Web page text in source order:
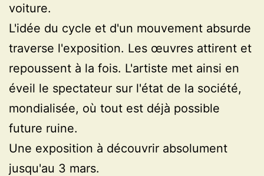
voiture.
L'idée du cycle et d'un mouvement absurde
traverse l'exposition. Les œuvres attirent et
repoussent à la fois. L'artiste met ainsi en
éveil le spectateur sur l'état de la société,
mondialisée, où tout est déjà possible
future ruine.
Une exposition à découvrir absolument
jusqu'au 3 mars.